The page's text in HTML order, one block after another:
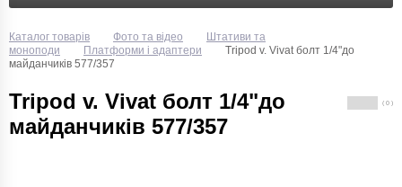
Каталог товарів Фото та відео
Штативи та
моноподи
Платформи і адаптери
Tripod v. Vivat болт 1/4"до
майданчиків 577/357
Tripod v. Vivat болт 1/4"до
майданчиків 577/357
( 0 )